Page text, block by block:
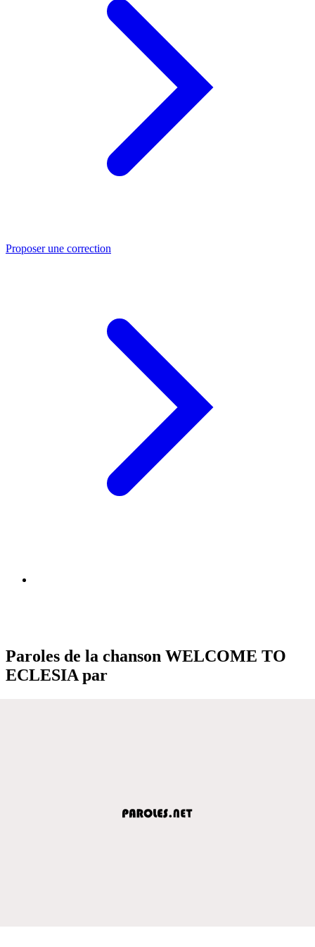
Proposer une correction
Paroles de la chanson WELCOME TO
ECLESIA par